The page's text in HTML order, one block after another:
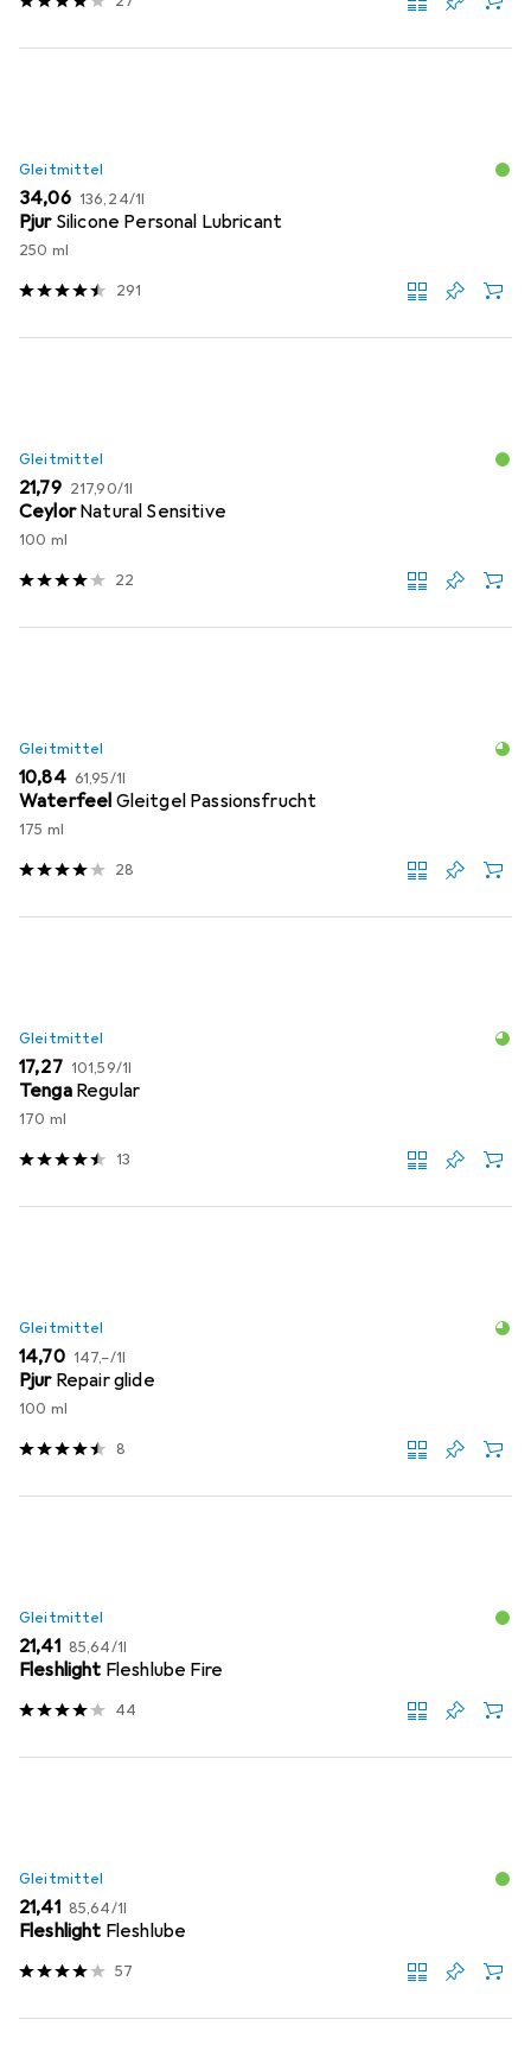
Gleitmittel
EUR
34,06 EUR
136,24/1l
Pjur Silicone Personal Lubricant
250 ml
291
Gleitmittel
EUR
21,79 EUR
217,90/1l
Ceylor Natural Sensitive
100 ml
22
Gleitmittel
EUR
10,84 EUR
61,95/1l
Waterfeel Gleitgel Passionsfrucht
175 ml
28
Gleitmittel
EUR
17,27 EUR
101,59/1l
Tenga Regular
170 ml
13
Gleitmittel
EUR
14,70 EUR
147,–/1l
Pjur Repair glide
100 ml
8
Gleitmittel
EUR
21,41 EUR
85,64/1l
Fleshlight Fleshlube Fire
44
Gleitmittel
EUR
21,41 EUR
85,64/1l
Fleshlight Fleshlube
57